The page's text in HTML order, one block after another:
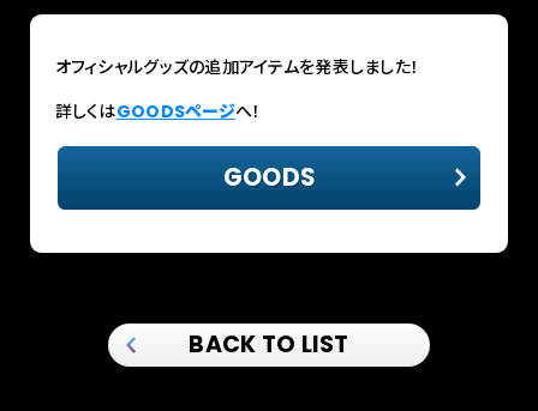
2014
2015
2016
2017
2019
2021
オフィシャルグッズの追加アイテムを発表しました！
詳しくはGOODSページへ！
GOODS
BACK TO LIST